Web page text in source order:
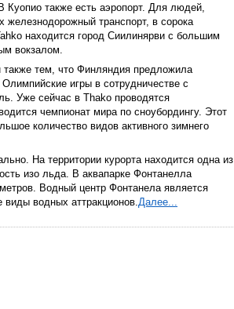
Куопио также есть аэропорт. Для людей,
железнодорожный транспорт, в сорока
находится город Сиилинярви с большим
вокзалом.
также тем, что Финляндия предложила
игры в сотрудничестве с
Уже сейчас в Thako проводятся
чемпионат мира по сноубордингу. Этот
количество видов активного зимнего
На территории курорта находится одна из
изо льда. В аквапарке Фонтанелла
Водный центр Фонтанела является
виды водных аттракционов.Далее...